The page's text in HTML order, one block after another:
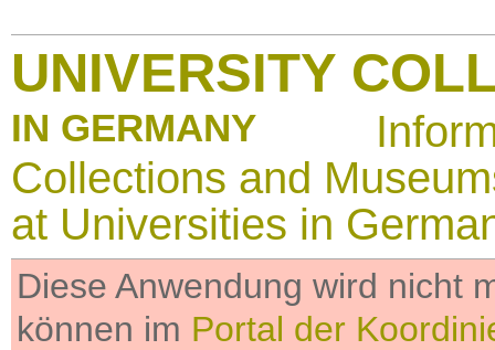
UNIVERSITY
IN GERMANY
Collections and
at Universities in
Diese Anwendung wird nicht
können im Portal der